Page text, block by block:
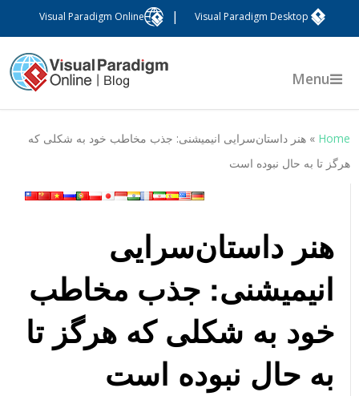
Visual Paradigm Desktop
Visual Paradigm Online
Menu
Home
» هنر داستان‌سرایی انیمیشنی: جذب مخاطب خود به شکلی که
هرگز تا به حال نبوده است
هنر داستان‌سرایی
انیمیشنی: جذب مخاطب
خود به شکلی که هرگز تا
به حال نبوده است